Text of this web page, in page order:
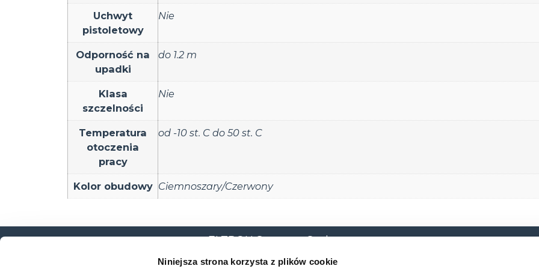
Niniejsza strona korzysta z plików cookie
Uchwyt
pistoletowy
Nie
Odporność na
upadki
do 1.2 m
Klasa
szczelności
Nie
Temperatura
otoczenia
pracy
od -10 st. C do 50 st. C
Kolor obudowy Ciemnoszary/Czerwony
ELTRON Sp. z o. o. Sp. k.
ul. Brodzka 10B